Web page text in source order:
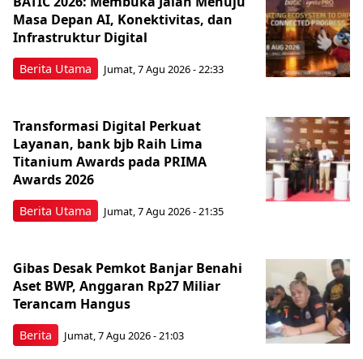
Berita Utama
Masa Depan AI, Konektivitas, dan
Infrastruktur Digital
Jumat, 7 Agu 2026 - 22:33
Berita Utama
Transformasi Digital Perkuat
Layanan, bank bjb Raih Lima
Titanium Awards pada PRIMA
Awards 2026
Jumat, 7 Agu 2026 - 21:35
Berita
Gibas Desak Pemkot Banjar Benahi
Aset BWP, Anggaran Rp27 Miliar
Terancam Hangus
Jumat, 7 Agu 2026 - 21:03